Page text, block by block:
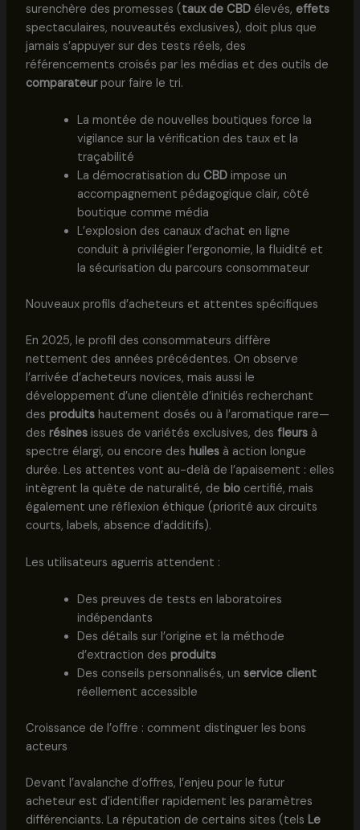
surenchère des promesses (taux de CBDélevés, effets
spectaculaires, nouveautés exclusives), doit plus que
jamais s’appuyer sur des tests réels, des
référencements croisés par les médias et des outils de
comparateurpour faire le tri.
La montée de nouvelles boutiques force la
vigilance sur la vérification des taux et la
traçabilité
La démocratisation du CBDimpose un
accompagnement pédagogique clair, côté
boutique comme média
L’explosion des canaux d’achat en ligne
conduit à privilégier l’ergonomie, la fluidité et
la sécurisation du parcours consommateur
Nouveaux profils d’acheteurs et attentes spécifiques
En 2025, le profil des consommateurs diffère
nettement des années précédentes. On observe
l’arrivée d’acheteurs novices, mais aussi le
développement d’une clientèle d’initiés recherchant
des produitshautement dosés ou à l’aromatique rare—
des résinesissues de variétés exclusives, des fleursà
spectre élargi, ou encore des huilesà action longue
durée. Les attentes vont au-delà de l’apaisement : elles
intègrent la quête de naturalité, de biocertifié, mais
également une réflexion éthique (priorité aux circuits
courts, labels, absence d’additifs).
Les utilisateurs aguerris attendent :
Des preuves de tests en laboratoires
indépendants
Des détails sur l’origine et la méthode
d’extraction des produits
Des conseils personnalisés, un service client
réellement accessible
Croissance de l’offre : comment distinguer les bons
acteurs
Devant l’avalanche d’offres, l’enjeu pour le futur
acheteur est d’identifier rapidement les paramètres
différenciants. La réputation de certains sites (tels Le